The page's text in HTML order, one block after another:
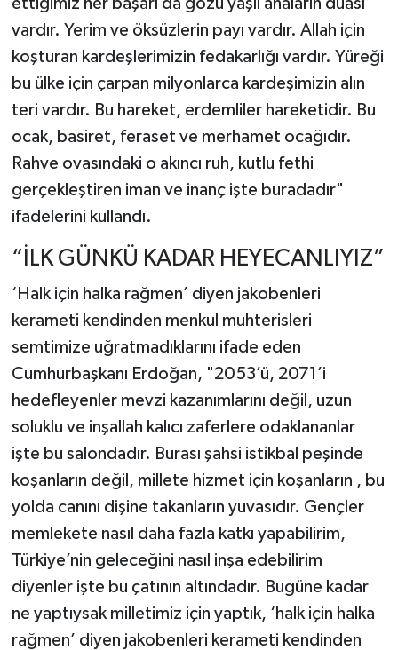
ettiğimiz her başarı da gözü yaşlı anaların duası
vardır. Yerim ve öksüzlerin payı vardır. Allah için
koşturan kardeşlerimizin fedakarlığı vardır. Yüreği
bu ülke için çarpan milyonlarca kardeşimizin alın
teri vardır. Bu hareket, erdemliler hareketidir. Bu
ocak, basiret, feraset ve merhamet ocağıdır.
Rahve ovasındaki o akıncı ruh, kutlu fethi
gerçekleştiren iman ve inanç işte buradadır"
ifadelerini kullandı.
“İLK GÜNKÜ KADAR HEYECANLIYIZ”
‘Halk için halka rağmen’ diyen jakobenleri
kerameti kendinden menkul muhterisleri
semtimize uğratmadıklarını ifade eden
Cumhurbaşkanı Erdoğan, "2053’ü, 2071’i
hedefleyenler mevzi kazanımlarını değil, uzun
soluklu ve inşallah kalıcı zaferlere odaklananlar
işte bu salondadır. Burası şahsi istikbal peşinde
koşanların değil, millete hizmet için koşanların , bu
yolda canını dişine takanların yuvasıdır. Gençler
memlekete nasıl daha fazla katkı yapabilirim,
Türkiye’nin geleceğini nasıl inşa edebilirim
diyenler işte bu çatının altındadır. Bugüne kadar
ne yaptıysak milletimiz için yaptık, ‘halk için halka
rağmen’ diyen jakobenleri kerameti kendinden